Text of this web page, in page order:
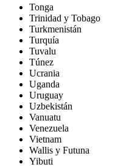
Tonga
Trinidad y Tobago
Turkmenistán
Turquía
Tuvalu
Túnez
Ucrania
Uganda
Uruguay
Uzbekistán
Vanuatu
Venezuela
Vietnam
Wallis y Futuna
Yibuti